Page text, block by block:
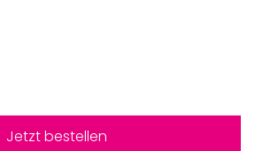
Jetzt bestellen